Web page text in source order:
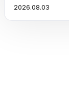
2026.08.03